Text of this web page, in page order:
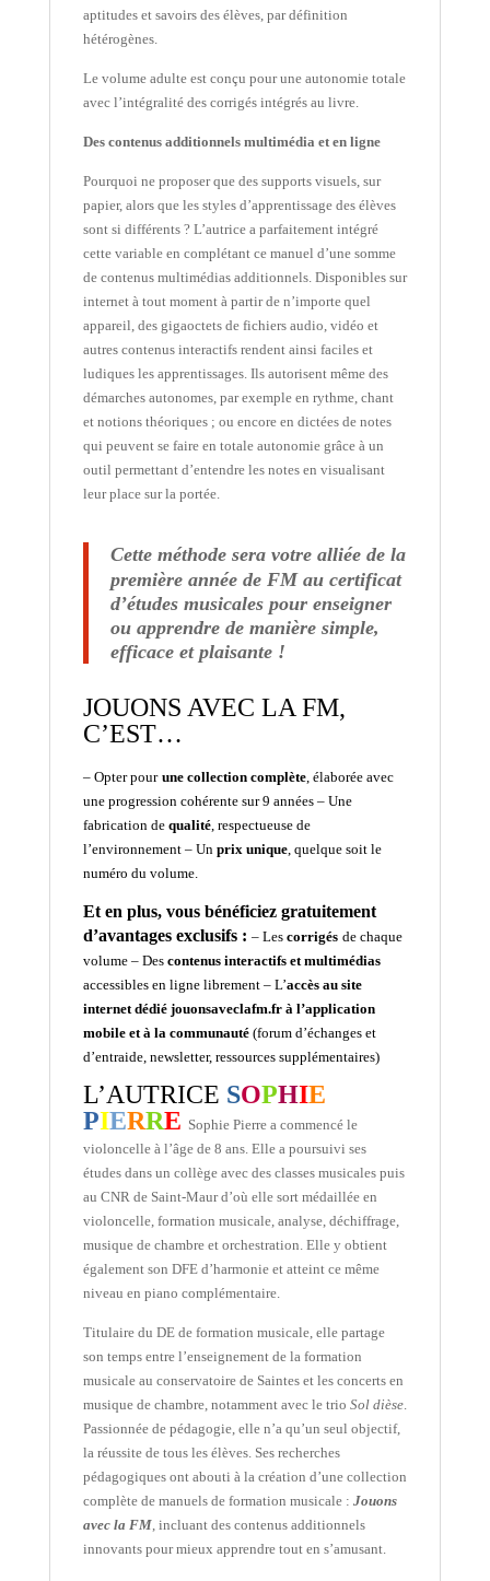
aptitudes et savoirs des élèves, par définition
hétérogènes.
Le volume adulte est conçu pour une autonomie totale
avec l’intégralité des corrigés intégrés au livre.
Des contenus additionnels multimédia et en ligne
Pourquoi ne proposer que des supports visuels, sur
papier, alors que les styles d’apprentissage des élèves
sont si différents ? L’autrice a parfaitement intégré
cette variable en complétant ce manuel d’une somme
de contenus multimédias additionnels. Disponibles sur
internet à tout moment à partir de n’importe quel
appareil, des gigaoctets de fichiers audio, vidéo et
autres contenus interactifs rendent ainsi faciles et
ludiques les apprentissages. Ils autorisent même des
démarches autonomes, par exemple en rythme, chant
et notions théoriques ; ou encore en dictées de notes
qui peuvent se faire en totale autonomie grâce à un
outil permettant d’entendre les notes en visualisant
leur place sur la portée.
Cette méthode sera votre alliée de la
première année de FMau certificat
d’études musicales pour enseigner
ou apprendre de manière simple,
efficace et plaisante !
JOUONS AVEC LA FM,
C’EST…
– Opter pour une collection complète, élaborée avec
une progression cohérente sur 9 années – Une
fabrication de qualité, respectueuse de
l’environnement – Un prix unique, quelque soit le
numéro du volume.
Et en plus, vous bénéficiez gratuitement
d’avantages exclusifs : – Les corrigés de chaque
volume – Des contenus interactifs et multimédias
accessibles en ligne librement – L’accès au site
internet dédié jouonsaveclafm.frà l’application
mobile et à la communauté(forum d’échanges et
d’entraide, newsletter, ressources supplémentaires)
L’AUTRICE SOPHIE
PIERRE Sophie Pierre a commencé le
violoncelle à l’âge de 8 ans. Elle a poursuivi ses
études dans un collège avec des classes musicales puis
au CNR de Saint-Maur d’où elle sort médaillée en
violoncelle, formation musicale, analyse, déchiffrage,
musique de chambre et orchestration. Elle y obtient
également son DFE d’harmonie et atteint ce même
niveau en piano complémentaire.
Titulaire du DE de formation musicale, elle partage
son temps entre l’enseignement de la formation
musicale au conservatoire de Saintes et les concerts en
musique de chambre, notamment avec le trio Sol dièse.
Passionnée de pédagogie, elle n’a qu’un seul objectif,
la réussite de tous les élèves. Ses recherches
pédagogiques ont abouti à la création d’une collection
complète de manuels de formation musicale : Jouons
avec la FM, incluant des contenus additionnels
innovants pour mieux apprendre tout en s’amusant.